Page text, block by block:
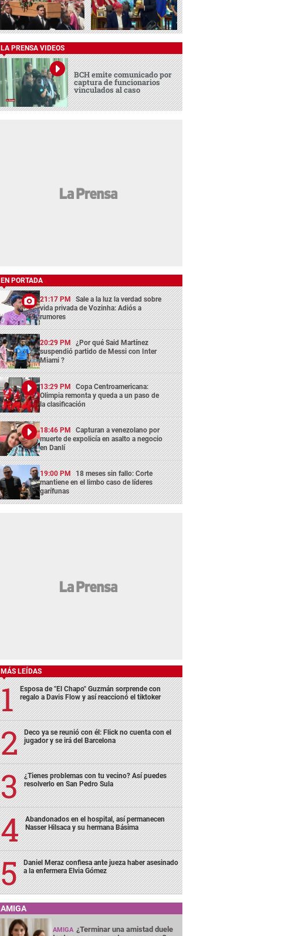
LA PRENSA VIDEOS
BCH emite comunicado por
captura de funcionarios
vinculados al caso
EN PORTADA
21:17 PM Sale a la luz la verdad sobre
vida privada de Vozinha: Adiós a
rumores
20:29 PM ¿Por qué Said Martínez
suspendió partido de Messi con Inter
Miami ?
13:29 PM Copa Centroamericana:
Olimpia remonta y queda a un paso de
la clasificación
18:46 PM Capturan a venezolano por
muerte de expolicía en asalto a negocio
en Danlí
19:00 PM 18 meses sin fallo: Corte
mantiene en el limbo caso de líderes
garífunas
MÁS LEÍDAS
Esposa de "El Chapo" Guzmán sorprende con
regalo a Davis Flow y así reaccionó el tiktoker
Deco ya se reunió con él: Flick no cuenta con el
jugador y se irá del Barcelona
¿Tienes problemas con tu vecino? Así puedes
resolverlo en San Pedro Sula
Abandonados en el hospital, así permanecen
Nasser Hilsaca y su hermana Básima
Daniel Meraz confiesa ante jueza haber asesinado
a la enfermera Elvia Gómez
AMIGA
AMIGA ¿Terminar una amistad duele